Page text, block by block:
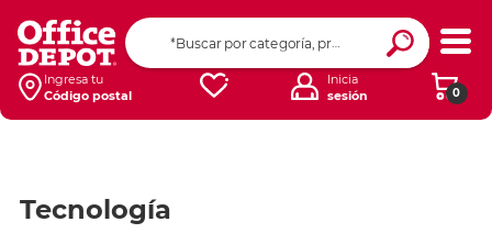
Ingresa tu
Código postal
0
Inicia
sesión
Tecnología